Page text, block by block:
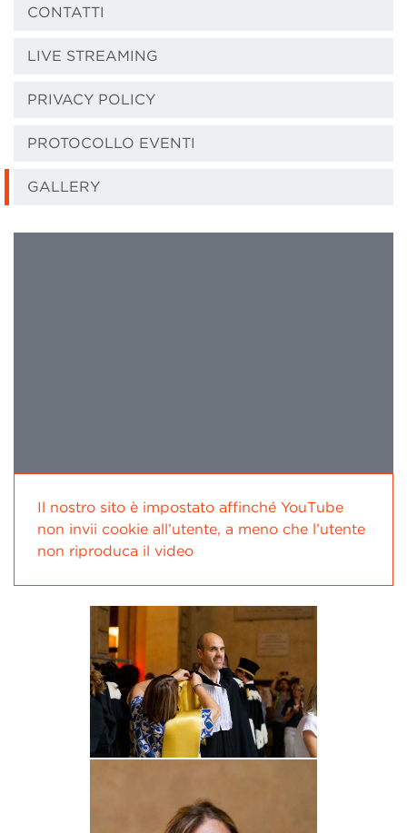
CONTATTI
LIVE STREAMING
PRIVACY POLICY
PROTOCOLLO EVENTI
GALLERY
Il nostro sito è impostato affinché YouTube
non invii cookie all’utente, a meno che l’utente
non riproduca il video